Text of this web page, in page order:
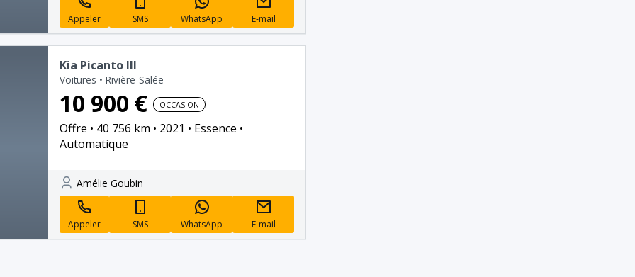
Appeler SMS WhatsApp E-mail
Kia Picanto III
Voitures • Rivière-Salée
10 900 € OCCASION
Offre 40 756 km 2021
Essence
Automatique
Amélie Goubin
Appeler SMS WhatsApp E-mail